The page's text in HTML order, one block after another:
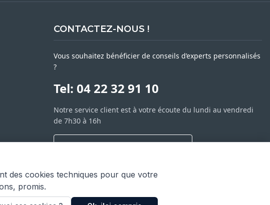
des cookies techniques pour que votre
promis.
CONTACTEZ-NOUS !
Vous souhaitez bénéficier de conseils d’experts personnalisés
?
Tel: 04 22 32 91 10
Notre service client est à votre écoute du lundi au vendredi
de 7h30 à 16h
NOUS CONTACTER PAR MESSAGE
SARL ASP06